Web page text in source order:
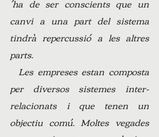
´ha de ser conscients que un
canvi a una part del sistema
tindrà repercussió a les altres
parts.
Les empreses estan composta
per diversos sistemes inter-
relacionats i que tenen un
objectiu comú. Moltes vegades